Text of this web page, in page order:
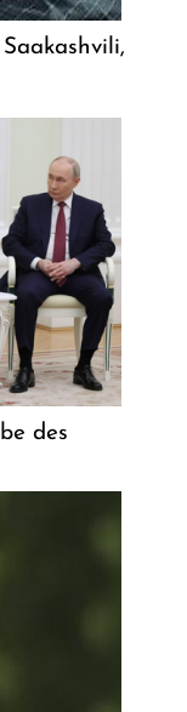
des